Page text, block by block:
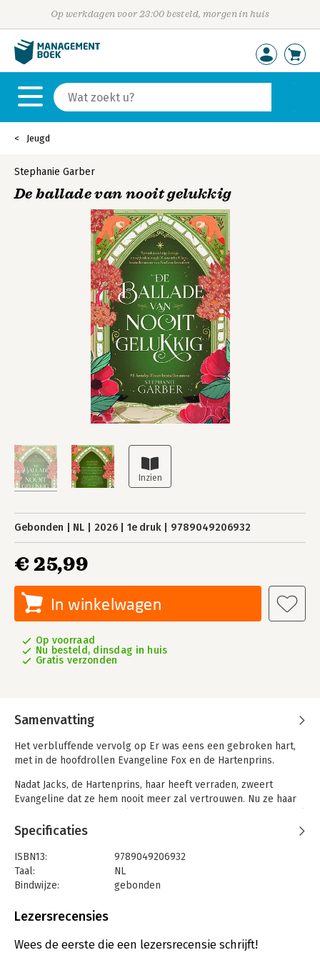
Op werkdagen voor 23:00 besteld, morgen in huis
Jeugd
Stephanie Garber
De ballade van nooit gelukkig
Gebonden NL 2026 1e druk 9789049206932
€ 25,99
In winkelwagen
Op voorraad
Nu besteld, dinsdag in huis
Gratis verzonden
Samenvatting
Het verbluffende vervolg op Er was eens een gebroken hart,
met in de hoofdrollen Evangeline Fox en de Hartenprins.
Nadat Jacks, de Hartenprins, haar heeft verraden, zweert
Evangeline dat ze hem nooit meer zal vertrouwen. Nu ze haar
ze proberen voor zichzelf een lang en gelukkig leven te
creëren.
Althans, dat was haar plan. Wanneeer er een gevaarlijke vloek
over haar wordt uitgesproken, wordt ze alsnog gedwongen om
met Jacks samen te werken. Jacks blijkt dit keer niet alle
kaarten in handen te hebben en is niet degene voor wie ze
bang zou moeten zijn. Alleen met zijn hulp kan de vloek
worden verbroken.
Specificaties
ISBN13:
9789049206932
Taal:
NL
Bindwijze:
gebonden
Uitgever:
Verschijningsdatum:
7-4-2026
Lezersrecensies
Wees de eerste die een lezersrecensie schrijft!